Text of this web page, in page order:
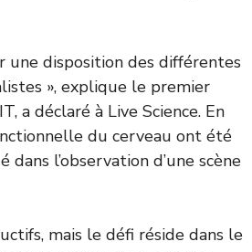
disposition des différentes
», explique le premier
a déclaré à Live Science. En
du cerveau ont été
l’observation d’une scène
mais le défi réside dans le